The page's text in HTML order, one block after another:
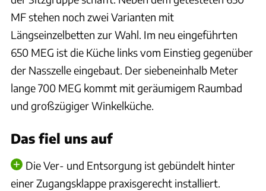
MF stehen noch zwei Varianten mit
Längseinzelbetten zur Wahl. Im neu eingeführten
650 MEG ist die Küche links vom Einstieg gegenüber
der Nasszelle eingebaut. Der siebeneinhalb Meter
lange 700 MEG kommt mit geräumigem Raumbad
und großzügiger Winkelküche.
Das fiel uns auf
Die Ver- und Entsorgung ist gebündelt hinter
einer Zugangsklappe praxisgerecht installiert.